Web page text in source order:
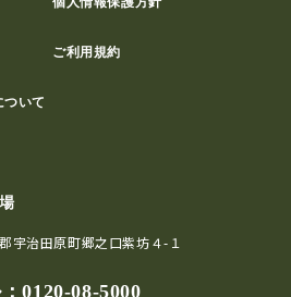
ご利用規約
ついて
治田原町郷之口紫坊４-１
0120-08-5000